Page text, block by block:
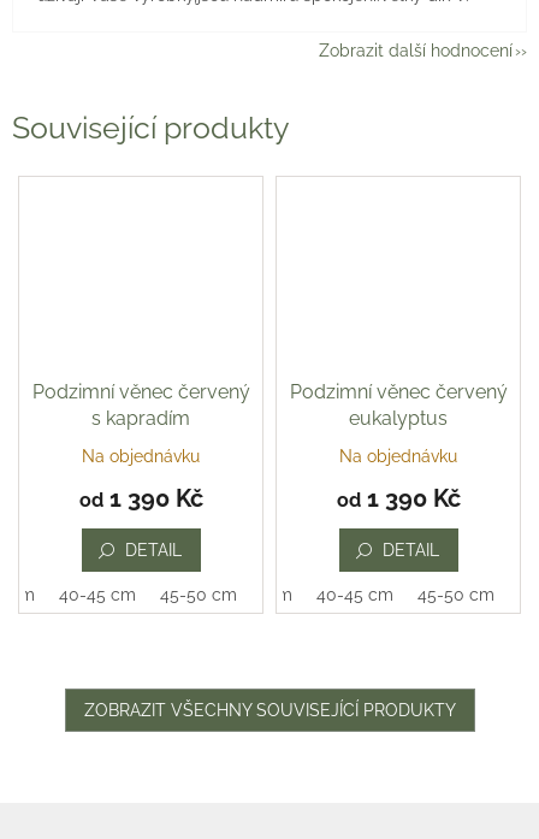
Související produkty
Podzimní věnec červený
s kapradím
Průměrné
produktu
5
hvězdiček.
Na objednávku
od1 390 Kč
DETAIL
cm 40-45 cm 45-50 cm
Podzimní věnec červený
eukalyptus
Na objednávku
od1 390 Kč
DETAIL
35-40 cm 40-45 cm 45-50 cm
ZOBRAZIT VŠECHNY SOUVISEJÍCÍ PRODUKTY
Zobrazit další hodnocení